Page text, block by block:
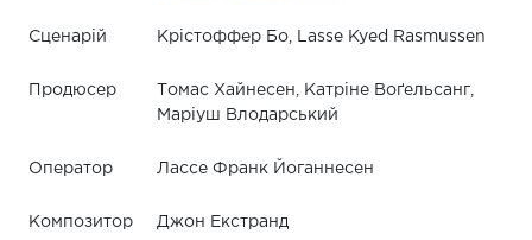
Сценарій Крістоффер Бо, Lasse Kyed Rasmussen
Продюсер
Томас Хайнесен, Катріне Воґельсанг,
Маріуш Влодарський
Оператор Лассе Франк Йоганнесен
Композитор Джон Екстранд